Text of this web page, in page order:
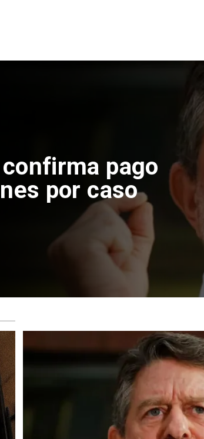
pago
por caso